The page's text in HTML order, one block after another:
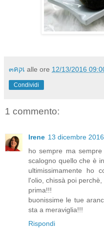
๓คקเ alle ore 12/13/2016
Condividi
1 commento:
Irene 13 dicembre
ho sempre ma
scalogno quello che è
ultimissimamente ho
l'olio, chissà poi
prima!!!
buonissime le tue
sta a meraviglia!!!
Rispondi